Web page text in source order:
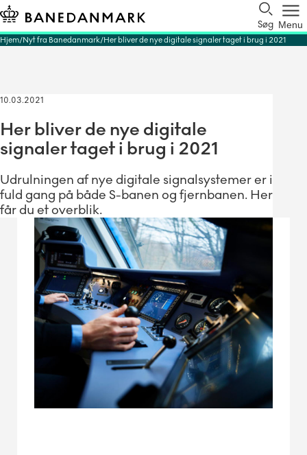
Søg Menu
Hjem Nyt fra Banedanmark Her bliver de nye digitale signaler taget i brug i 2021
10.03.2021
Her bliver de nye digitale
signaler taget i brug i 2021
Udrulningen af nye digitale signalsystemer er i
fuld gang på både S-banen og fjernbanen. Her
får du et overblik.